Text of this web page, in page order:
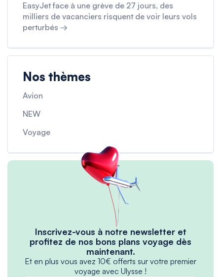
EasyJet face à une grève de 27 jours, des
milliers de vacanciers risquent de voir leurs vols
perturbés →
Nos thèmes
Avion
NEW
Voyage
Inscrivez-vous à notre newsletter et
profitez de nos bons plans voyage dès
maintenant.
Et en plus vous avez 10€ offerts sur votre premier
voyage avec Ulysse !